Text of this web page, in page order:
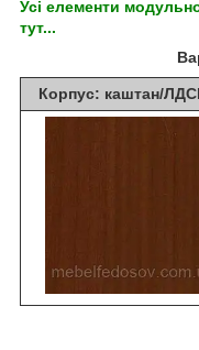
Усі елементи
тут...
Корпус: каштан/